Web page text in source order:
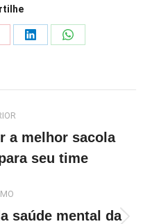
Share
Share
a melhor sacola
seu time
saúde mental da